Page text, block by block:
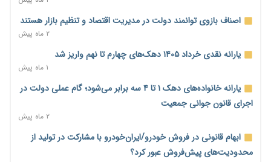
فرمول تازه مستمری در راه است؛ کارگران بازنده اصلاحات تأمین
اجتماعی؟
کنترل ترازنامه بانک‌ها؛ شمشیر دولبه مهار تورم و تأمین مالی تولید
جنگ با تورم از بانک‌ها و بودجه آغاز می‌شود؛ نسخه انضباط آهنین
برای اقتصاد
عینک گران‌تر شد؛ ارز و عوارض گمرکی قدرت خرید مردم را نشانه
رفت
اصناف بازوی توانمند دولت در مدیریت اقتصاد و تنظیم بازار هستند
۲ ماه پیش
یارانه نقدی خرداد ۱۴۰۵ دهک‌های چهارم تا نهم واریز شد
۱ ماه پیش
یارانه خانواده‌های دهک ۱ تا ۴ سه برابر می‌شود؛ گام عملی دولت در
اجرای قانون جوانی جمعیت
۲ ماه پیش
ابهام قانونی در فروش خودرو/ایران‌خودرو با مشارکت در تولید از
محدودیت‌های پیش‌فروش عبور کرد؟